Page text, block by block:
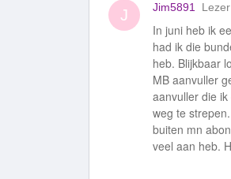
J Jim5891 Lezer
In juni heb ik
had ik die
heb. Blijkbaar
MB aanvuller
aanvuller die
weg te
buiten mn
veel aan heb.